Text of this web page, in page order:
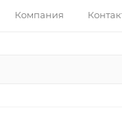
Компания